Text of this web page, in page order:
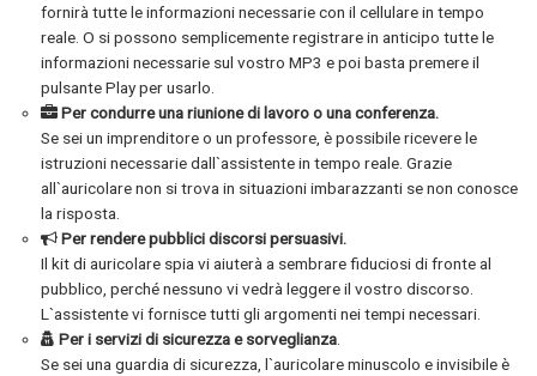
fornirà tutte le informazioni necessarie con il cellulare in tempo
reale. O si possono semplicemente registrare in anticipo tutte le
informazioni necessarie sul vostro MP3 e poi basta premere il
pulsante Play per usarlo.
Per condurre una riunione di lavoro o una conferenza.
Se sei un imprenditore o un professore, è possibile ricevere le
istruzioni necessarie dall`assistente in tempo reale. Grazie
all`auricolare non si trova in situazioni imbarazzanti se non conosce
la risposta.
Per rendere pubblici discorsi persuasivi.
Il kit di auricolare spia vi aiuterà a sembrare fiduciosi di fronte al
pubblico, perché nessuno vi vedrà leggere il vostro discorso.
L`assistente vi fornisce tutti gli argomenti nei tempi necessari.
Per i servizi di sicurezza e sorveglianza.
Se sei una guardia di sicurezza, l`auricolare minuscolo e invisibile è